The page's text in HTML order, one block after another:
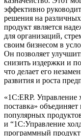
эффективно
решения на
продукт является
для организаций,
своим бизнесом в
Он позволяет
снизить издержки и
что делает его
развития и роста
«1С:ERP. Управление
поставка»
популярных
и “1С:Управление
программный продукт